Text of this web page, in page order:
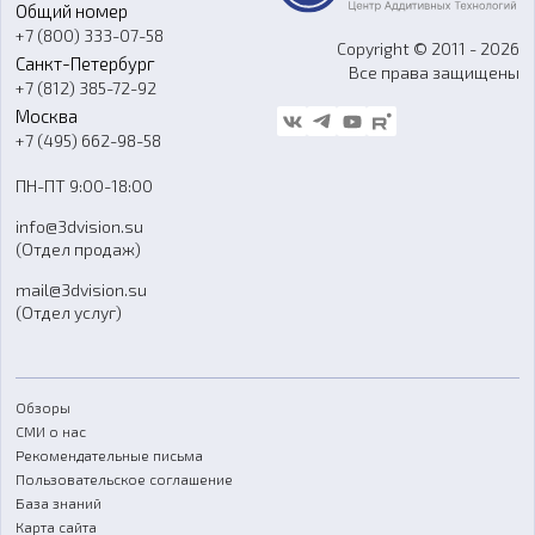
Программное обеспечение
Ремонт и услуги
О компании
Контакты
Гос. закупки
Стать дилером
Блог
FAQ
Общий номер
+7 (800) 333-07-58
Санкт-Петербург
+7 (812) 385-72-92
Москва
+7 (495) 662-98-58
ПН-ПТ 9:00-18:00
info@3dvision.su
(Отдел продаж)
mail@3dvision.su
(Отдел услуг)
Copyright © 2011 - 2026
Все права защищены
Обзоры
СМИ о нас
Рекомендательные письма
Пользовательское соглашение
База знаний
Карта сайта